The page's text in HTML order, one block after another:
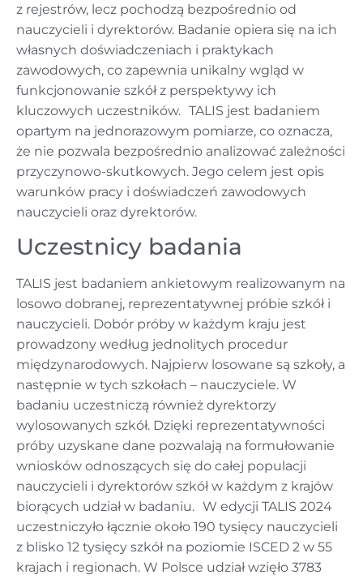
z rejestrów, lecz pochodzą bezpośrednio od
nauczycieli i dyrektorów. Badanie opiera się na ich
własnych doświadczeniach i praktykach
zawodowych, co zapewnia unikalny wgląd w
funkcjonowanie szkół z perspektywy ich
kluczowych uczestników. TALIS jest badaniem
opartym na jednorazowym pomiarze, co oznacza,
że nie pozwala bezpośrednio analizować zależności
przyczynowo-skutkowych. Jego celem jest opis
warunków pracy i doświadczeń zawodowych
nauczycieli oraz dyrektorów.
Uczestnicy badania
TALIS jest badaniem ankietowym realizowanym na
losowo dobranej, reprezentatywnej próbie szkół i
nauczycieli. Dobór próby w każdym kraju jest
prowadzony według jednolitych procedur
międzynarodowych. Najpierw losowane są szkoły, a
następnie w tych szkołach – nauczyciele. W
badaniu uczestniczą również dyrektorzy
wylosowanych szkół. Dzięki reprezentatywności
próby uzyskane dane pozwalają na formułowanie
wniosków odnoszących się do całej populacji
nauczycieli i dyrektorów szkół w każdym z krajów
biorących udział w badaniu. W edycji TALIS 2024
uczestniczyło łącznie około 190 tysięcy nauczycieli
z blisko 12 tysięcy szkół na poziomie ISCED 2 w 55
krajach i regionach. W Polsce udział wzięło 3783